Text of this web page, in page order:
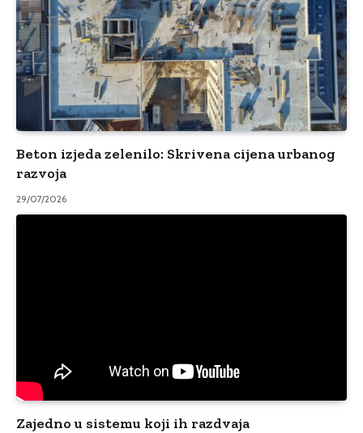
Beton izjeda zelenilo: Skrivena cijena urbanog
razvoja
29/07/2026
Zajedno u sistemu koji ih razdvaja